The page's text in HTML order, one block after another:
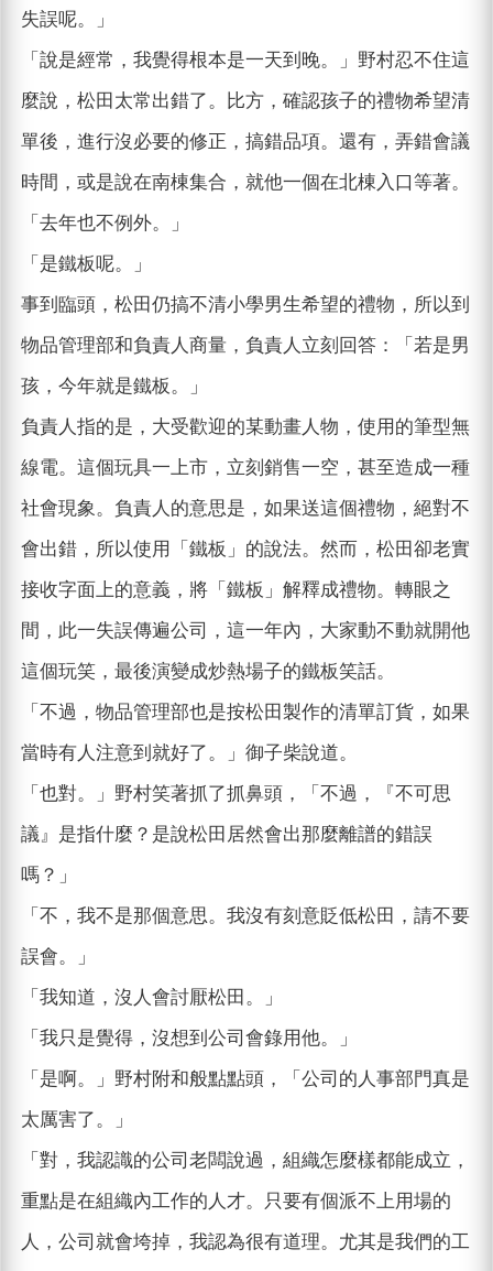
失誤呢。」
「說是經常，我覺得根本是一天到晚。」野村忍不住這
麼說，松田太常出錯了。比方，確認孩子的禮物希望清
單後，進行沒必要的修正，搞錯品項。還有，弄錯會議
時間，或是說在南棟集合，就他一個在北棟入口等著。
「去年也不例外。」
「是鐵板呢。」
事到臨頭，松田仍搞不清小學男生希望的禮物，所以到
物品管理部和負責人商量，負責人立刻回答：「若是男
孩，今年就是鐵板。」
負責人指的是，大受歡迎的某動畫人物，使用的筆型無
線電。這個玩具一上市，立刻銷售一空，甚至造成一種
社會現象。負責人的意思是，如果送這個禮物，絕對不
會出錯，所以使用「鐵板」的說法。然而，松田卻老實
接收字面上的意義，將「鐵板」解釋成禮物。轉眼之
間，此一失誤傳遍公司，這一年內，大家動不動就開他
這個玩笑，最後演變成炒熱場子的鐵板笑話。
「不過，物品管理部也是按松田製作的清單訂貨，如果
當時有人注意到就好了。」御子柴說道。
「也對。」野村笑著抓了抓鼻頭，「不過，『不可思
議』是指什麼？是說松田居然會出那麼離譜的錯誤
嗎？」
「不，我不是那個意思。我沒有刻意貶低松田，請不要
誤會。」
「我知道，沒人會討厭松田。」
「我只是覺得，沒想到公司會錄用他。」
「是啊。」野村附和般點點頭，「公司的人事部門真是
太厲害了。」
「對，我認識的公司老闆說過，組織怎麼樣都能成立，
重點是在組織內工作的人才。只要有個派不上用場的
人，公司就會垮掉，我認為很有道理。尤其是我們的工